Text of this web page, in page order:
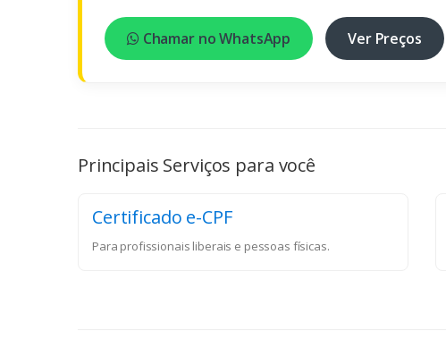
Chamar no WhatsApp Ver Preços
Principais Serviços para você
Certificado e-CPF
Para profissionais liberais e pessoas físicas.